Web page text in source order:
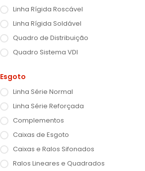
Linha Rígida Roscável
Linha Rígida Soldável
Quadro de Distribuição
Quadro Sistema VDI
Esgoto
Linha Série Normal
Linha Série Reforçada
Complementos
Caixas de Esgoto
Caixas e Ralos Sifonados
Ralos Lineares e Quadrados